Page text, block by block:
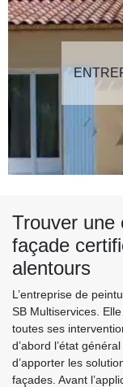
Trouver une
façade
alentours
L’entreprise de
SB Multiservices.
toutes ses
d’abord l’état
d’apporter les
façades. Avant